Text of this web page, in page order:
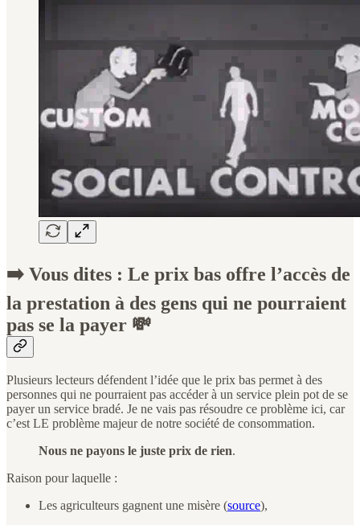
➡️ Vous dites : Le prix bas offre l’accès de
la prestation à des gens qui ne pourraient
pas se la payer 💸
Plusieurs lecteurs défendent l’idée que le prix bas permet à des
personnes qui ne pourraient pas accéder à un service plein pot de se
payer un service bradé. Je ne vais pas résoudre ce problème ici, car
c’est LE problème majeur de notre société de consommation.
Nous ne payons le juste prix de rien.
Raison pour laquelle :
Les agriculteurs gagnent une misère (source),